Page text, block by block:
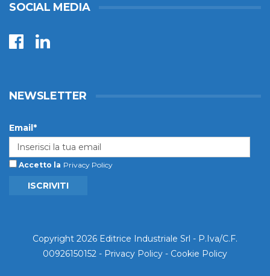
SOCIAL MEDIA
NEWSLETTER
Email*
Accetto la Privacy Policy
ISCRIVITI
Copyright 2026 Editrice Industriale Srl - P.Iva/C.F.
00926150152 - Privacy Policy - Cookie Policy